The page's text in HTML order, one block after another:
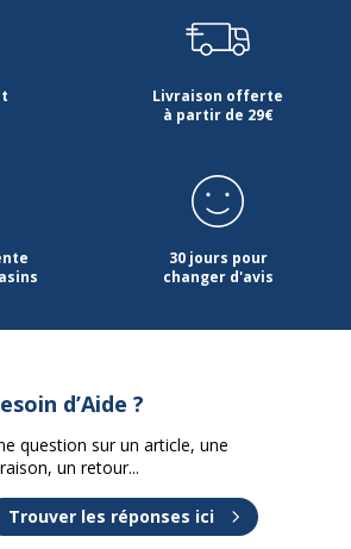
Livraison offerte
à partir de 29€
30 jours pour
changer d'avis
d’Aide ?
question sur un article, une
un retour...
Trouver les réponses ici